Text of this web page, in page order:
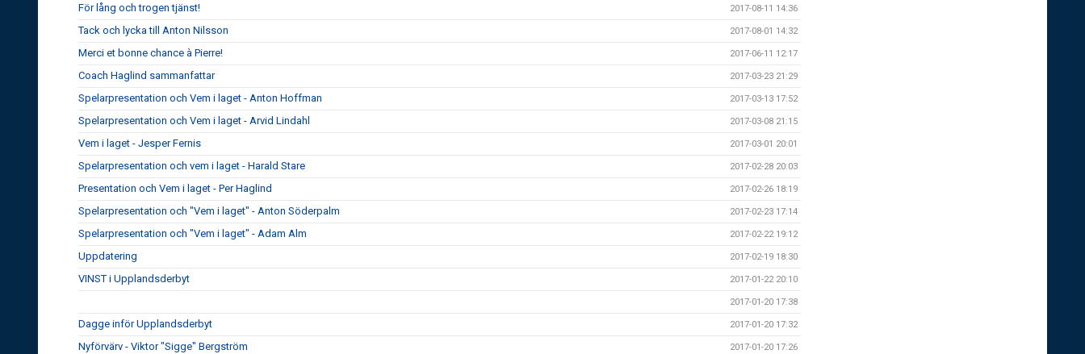
För lång och trogen tjänst! 2017-08-11 14:36
Tack och lycka till Anton Nilsson 2017-08-01 14:32
Merci et bonne chance à Pierre! 2017-06-11 12:17
Coach Haglind sammanfattar 2017-03-23 21:29
Spelarpresentation och Vem i laget - Anton Hoffman 2017-03-13 17:52
Spelarpresentation och Vem i laget - Arvid Lindahl 2017-03-08 21:15
Vem i laget - Jesper Fernis 2017-03-01 20:01
Spelarpresentation och vem i laget - Harald Stare 2017-02-28 20:03
Presentation och Vem i laget - Per Haglind 2017-02-26 18:19
Spelarpresentation och "Vem i laget" - Anton Söderpalm 2017-02-23 17:14
Spelarpresentation och "Vem i laget" - Adam Alm 2017-02-22 19:12
Uppdatering 2017-02-19 18:30
VINST i Upplandsderbyt 2017-01-22 20:10
2017-01-20 17:38
Dagge inför Upplandsderbyt 2017-01-20 17:32
Nyförvärv - Viktor "Sigge" Bergström 2017-01-20 17:26